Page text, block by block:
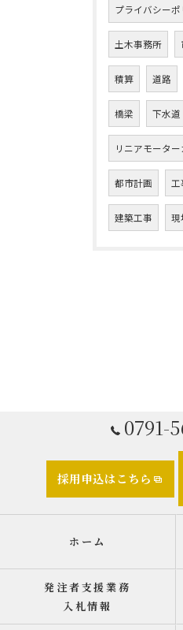
プライバシーポ
土木事務所
積算 道路
橋梁 下水道
リニアモーター
都市計画 工
建築工事 現
0791-
採用申込はこちら
ホーム
発注者支援業務
入札情報